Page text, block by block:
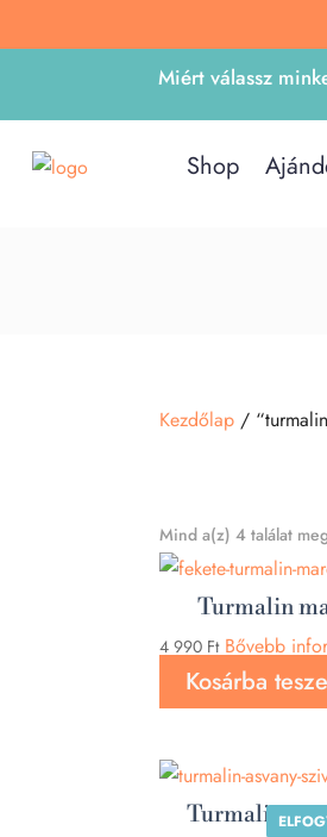
Miért válassz
Shop
Kezdőlap /
Mind a(z) 4 találat
Turmalin
4 990 Ft Bővebb
Kosárba
Turmalin